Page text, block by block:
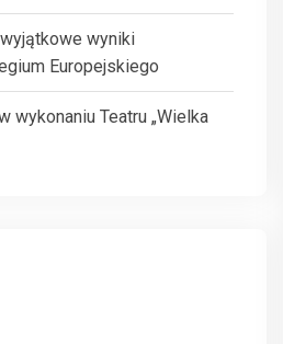
wyniki
Europejskiego
wykonaniu Teatru „Wielka